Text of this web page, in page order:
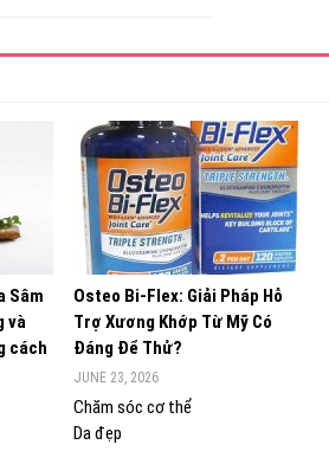
Sâm
và
cách
Osteo Bi-Flex: Giải Pháp Hỗ
Trợ Xương Khớp Từ Mỹ Có
Đáng Để Thử?
JUNE 23, 2026
Chăm sóc cơ thể
Da đẹp